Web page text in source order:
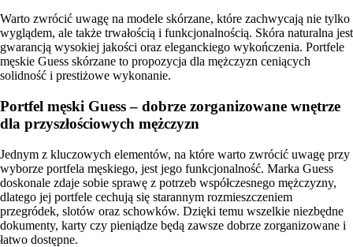
Warto zwrócić uwagę na modele skórzane, które zachwycają nie tylko
wyglądem, ale także trwałością i funkcjonalnością. Skóra naturalna jest
gwarancją wysokiej jakości oraz eleganckiego wykończenia. Portfele
męskie Guess skórzane to propozycja dla mężczyzn ceniących
solidność i prestiżowe wykonanie.
Portfel męski Guess – dobrze zorganizowane wnętrze
dla przyszłościowych mężczyzn
Jednym z kluczowych elementów, na które warto zwrócić uwagę przy
wyborze portfela męskiego, jest jego funkcjonalność. Marka Guess
doskonale zdaje sobie sprawę z potrzeb współczesnego mężczyzny,
dlatego jej portfele cechują się starannym rozmieszczeniem
przegródek, slotów oraz schowków. Dzięki temu wszelkie niezbędne
dokumenty, karty czy pieniądze będą zawsze dobrze zorganizowane i
łatwo dostępne.